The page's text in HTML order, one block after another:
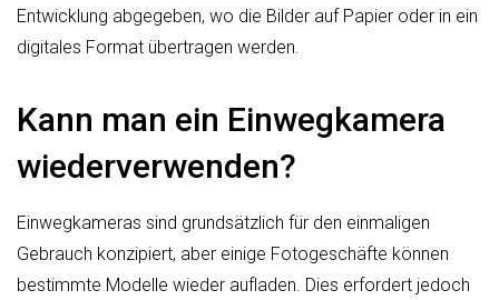
Entwicklung abgegeben, wo die Bilder auf Papier oder in ein
digitales Format übertragen werden.
Kann man ein Einwegkamera
wiederverwenden?
Einwegkameras sind grundsätzlich für den einmaligen
Gebrauch konzipiert, aber einige Fotogeschäfte können
bestimmte Modelle wieder aufladen. Dies erfordert jedoch